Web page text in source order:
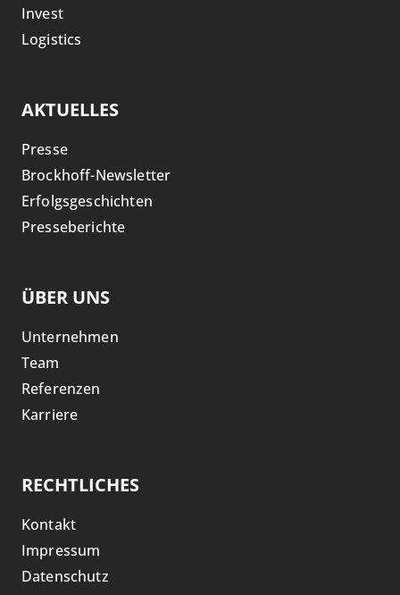
Invest
Logistics
AKTUELLES
Presse
Brockhoff-Newsletter
Erfolgsgeschichten
Presseberichte
ÜBER UNS
Unternehmen
Team
Referenzen
Karriere
RECHTLICHES
Kontakt
Impressum
Datenschutz